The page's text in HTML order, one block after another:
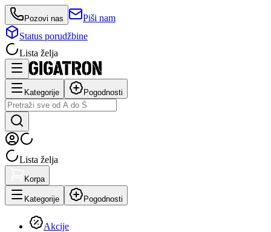
Pozovi nas
Piši nam
Status porudžbine
Lista želja
Kategorije Pogodnosti
Lista želja
Korpa
Kategorije Pogodnosti
Akcije